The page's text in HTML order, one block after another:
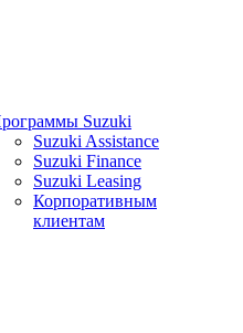
Suzuki
Suzuki Assistance
Suzuki Finance
Suzuki Leasing
Корпоративным
клиентам